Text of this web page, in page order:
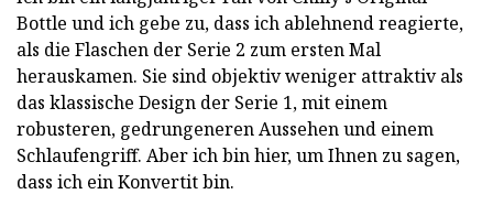
Bottle und ich gebe zu, dass ich ablehnend reagierte,
als die Flaschen der Serie 2 zum ersten Mal
herauskamen. Sie sind objektiv weniger attraktiv als
das klassische Design der Serie 1, mit einem
robusteren, gedrungeneren Aussehen und einem
Schlaufengriff. Aber ich bin hier, um Ihnen zu sagen,
dass ich ein Konvertit bin.